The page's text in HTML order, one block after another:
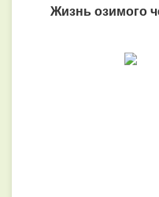
Жизнь озимого